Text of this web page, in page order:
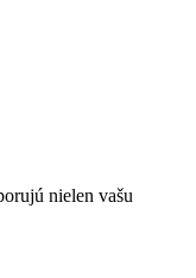
nielen vašu